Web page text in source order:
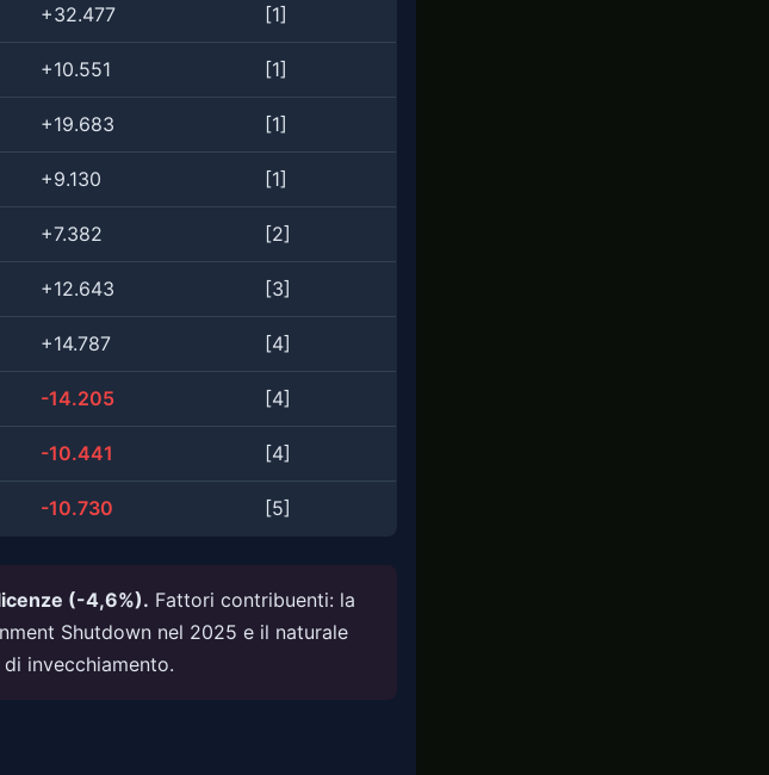
+32.477 [1]
+10.551 [1]
+19.683 [1]
+9.130 [1]
+7.382 [2]
+12.643 [3]
+14.787 [4]
-14.205 [4]
-10.441 [4]
-10.730 [5]
(-4,6%). Fattori contribuenti: la
Shutdown nel 2025 e il naturale
invecchiamento.